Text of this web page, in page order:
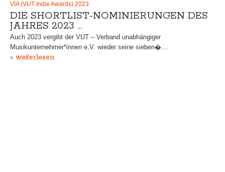
VIA (VUT Indie Awards) 2023
DIE SHORTLIST-NOMINIERUNGEN DES
JAHRES 2023 …
Auch 2023 vergibt der VUT – Verband unabhängiger
Musikunternehmer*innen e.V. wieder seine sieben�…
» weiterlesen